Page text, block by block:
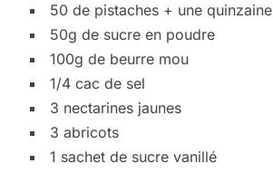
50 de pistaches + une quinzaine
50g de sucre en poudre
100g de beurre mou
1/4 cac de sel
3 nectarines jaunes
3 abricots
1 sachet de sucre vanillé